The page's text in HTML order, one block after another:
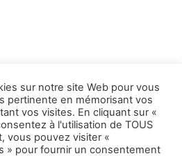
CGC ADECCO.
sur notre site Web pour vous
pertinente en mémorisant vos
vos visites. En cliquant sur «
à l'utilisation de TOUS
vous pouvez visiter «
» pour fournir un consentement